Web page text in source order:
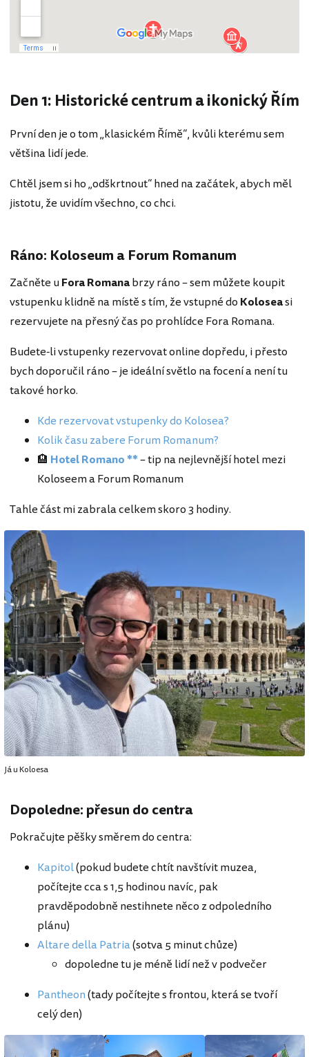
Den 1: Historické centrum a ikonický Řím
První den je o tom „klasickém Římě“, kvůli kterému sem
většina lidí jede.
Chtěl jsem si ho „odškrtnout“ hned na začátek, abych měl
jistotu, že uvidím všechno, co chci.
Ráno: Koloseum a Forum Romanum
Začněte uFora Romanabrzy ráno – sem můžete koupit
vstupenku klidně na místě s tím, že vstupné do Koloseasi
rezervujete na přesný čas po prohlídce Fora Romana.
Budete-li vstupenky rezervovat online dopředu, i přesto
bych doporučil ráno – je ideální světlo na focení a není tu
takové horko.
Kde rezervovat vstupenky do Kolosea?
Kolik času zabere Forum Romanum?
🏨 Hotel Romano **– tip na nejlevnější hotel mezi
Koloseem a Forum Romanum
Tahle část mi zabrala celkem skoro 3 hodiny.
Já u Koloesa
Dopoledne: přesun do centra
Pokračujte pěšky směrem do centra:
Kapitol(pokud budete chtít navštívit muzea,
počítejte cca s 1,5 hodinou navíc, pak
pravděpodobně nestihnete něco z odpoledního
plánu)
Altare della Patria(sotva 5 minut chůze)
dopoledne tu je méně lidí než v podvečer
Pantheon(tady počítejte s frontou, která se tvoří
celý den)